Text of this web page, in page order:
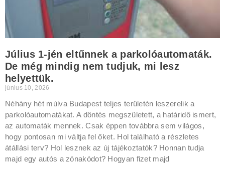
Július 1-jén eltűnnek a parkolóautomaták.
De még mindig nem tudjuk, mi lesz
helyettük.
június 10, 2026
Néhány hét múlva Budapest teljes területén leszerelik a
parkolóautomatákat. A döntés megszületett, a határidő ismert,
az automaták mennek. Csak éppen továbbra sem világos,
hogy pontosan mi váltja fel őket. Hol található a részletes
átállási terv? Hol lesznek az új tájékoztatók? Honnan tudja
majd egy autós a zónakódot? Hogyan fizet majd